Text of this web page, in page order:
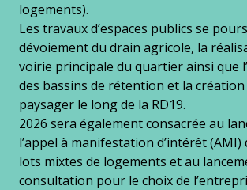
logements).
Les travaux d’espaces publics se
dévoiement du drain agricole, la
voirie principale du quartier ainsi que
des bassins de rétention et la création
paysager le long de la RD19.
2026 sera également consacrée au
l’appel à manifestation d’intérêt (AMI)
lots mixtes de logements et au
consultation pour le choix de